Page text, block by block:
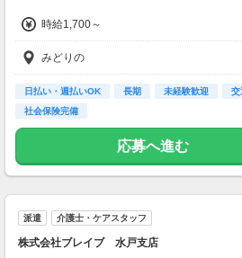
時給1,700～
みどりの
日払い・週払いOK 長期 未経験歓迎 交
社会保険完備
応募へ進む
派遣 介護士・ケアスタッフ
株式会社ブレイブ 水戸支店